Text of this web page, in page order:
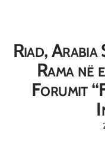
Riad,
Rama në
Forumit